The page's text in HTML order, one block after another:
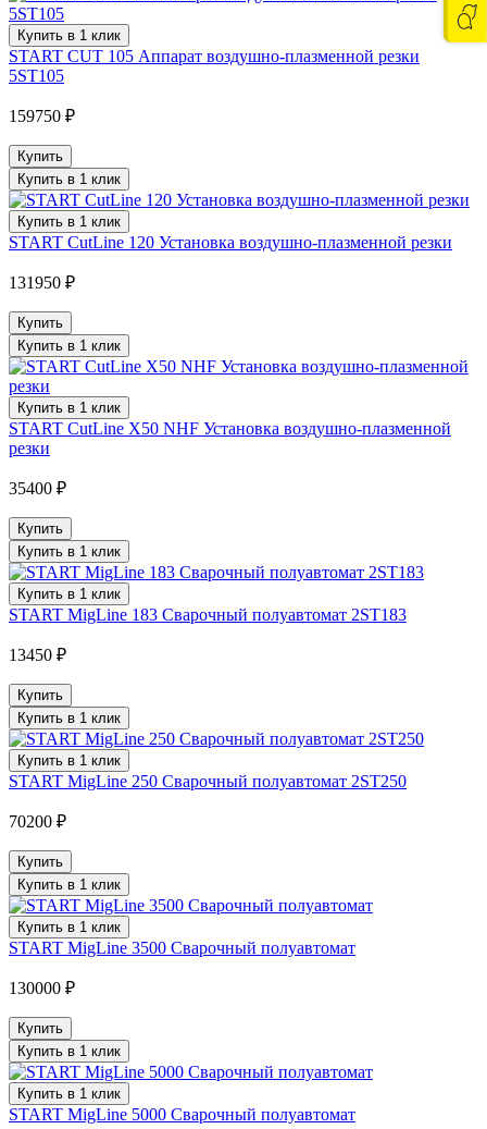
Купить в 1 клик
START CUT 105 Аппарат воздушно-плазменной резки
5ST105
159750 ₽
Купить
Купить в 1 клик
Купить в 1 клик
START CutLine 120 Установка воздушно-плазменной резки
131950 ₽
Купить
Купить в 1 клик
Купить в 1 клик
START CutLine X50 NHF Установка воздушно-плазменной
резки
35400 ₽
Купить
Купить в 1 клик
Купить в 1 клик
START MigLine 183 Сварочный полуавтомат 2ST183
13450 ₽
Купить
Купить в 1 клик
Купить в 1 клик
START MigLine 250 Сварочный полуавтомат 2ST250
70200 ₽
Купить
Купить в 1 клик
Купить в 1 клик
START MigLine 3500 Сварочный полуавтомат
130000 ₽
Купить
Купить в 1 клик
Купить в 1 клик
START MigLine 5000 Сварочный полуавтомат